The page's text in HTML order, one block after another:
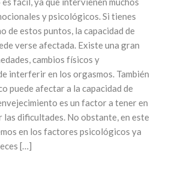
y psicológicos. Si tienes
de estos puntos, la capacidad de
verse afectada. Existe una gran
cambios físicos y
interferir en los orgasmos. También
puede afectar a la capacidad de
es un factor a tener en
las dificultades. No obstante, en este
en los factores psicológicos ya
[…]